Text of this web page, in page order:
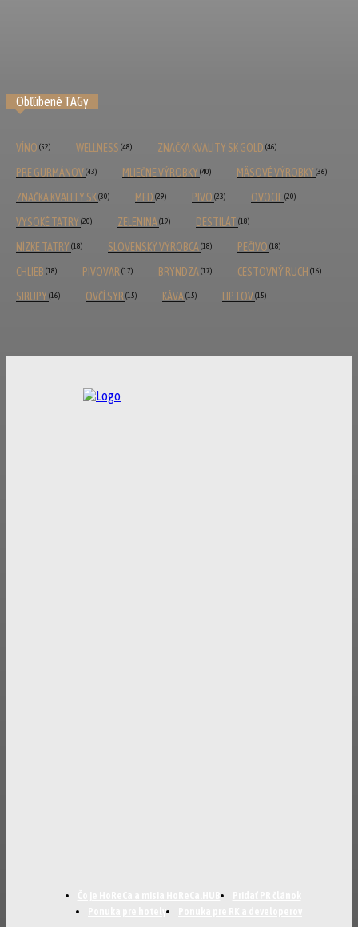
Obľúbené TAGy
VÍNO (52) WELLNESS (48) ZNAČKA KVALITY SK GOLD (46)
PRE GURMÁNOV(43) MLIEČNE VÝROBKY (40) MÄSOVÉ VÝROBKY (36)
ZNAČKA KVALITY SK(30) MED (29) PIVO (23) OVOCIE (20)
VYSOKÉ TATRY (20) ZELENINA(19) DESTILÁT (18)
NÍZKE TATRY (18) SLOVENSKÝ VÝROBCA(18) PEČIVO (18)
CHLIEB (18) PIVOVAR (17) BRYNDZA(17) CESTOVNÝ RUCH (16)
SIRUPY (16) OVČÍ SYR(15) KÁVA(15) LIPTOV(15)